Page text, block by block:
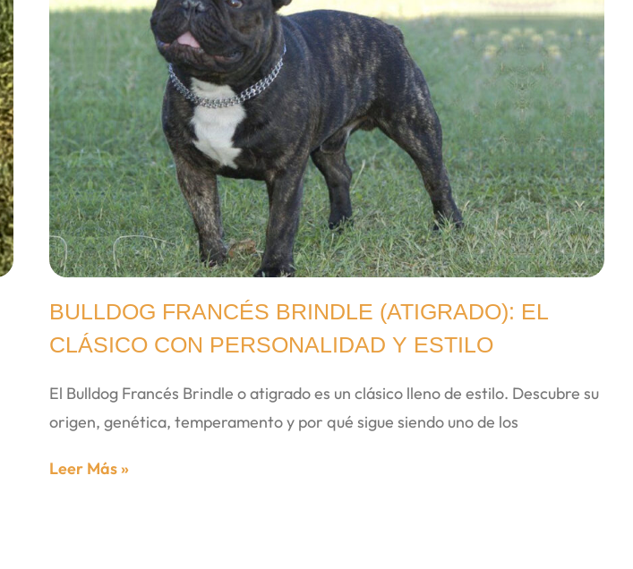
BULLDOG FRANCÉS BRINDLE (ATIGRADO): EL
CLÁSICO CON PERSONALIDAD Y ESTILO
El Bulldog Francés Brindle o atigrado es un clásico lleno de estilo. Descubre su
origen, genética, temperamento y por qué sigue siendo uno de los
Leer Más »